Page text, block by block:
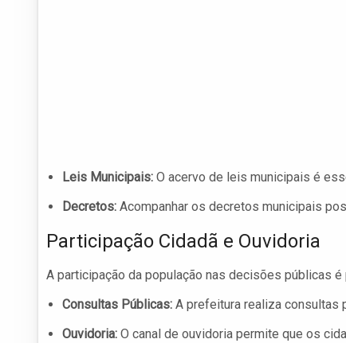
Leis Municipais: O acervo de leis municipais é
Decretos: Acompanhar os decretos municipais
Participação Cidadã e Ouvidoria
A participação da população nas decisões públicas
Consultas Públicas: A prefeitura realiza consultas
Ouvidoria: O canal de ouvidoria permite que os